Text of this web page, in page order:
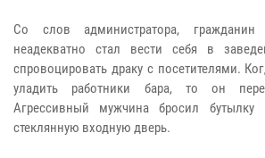
Со слов администратора,
неадекватно стал вести себя в
спровоцировать драку с посетителями.
уладить работники бара, то он
Агрессивный мужчина бросил бутылку
стеклянную входную дверь.